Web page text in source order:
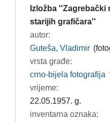
Izložba ''Zagrebački
starijih grafičara''
autor:
Guteša, Vladimir
vrsta građe:
crno-bijela fotografija
vrijeme:
22.05.1957. g.
inventarna oznaka: